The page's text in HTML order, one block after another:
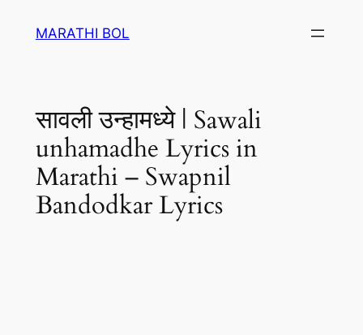
MARATHI BOL
सावली उन्हामध्ये | Sawali
unhamadhe Lyrics in
Marathi – Swapnil
Bandodkar Lyrics